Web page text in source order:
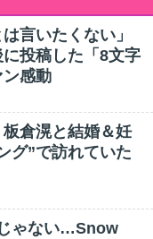
言いたくない」
投稿した「8文字
感動
倉滉と結婚＆妊
グ”で訪れていた
ゃない…Snow